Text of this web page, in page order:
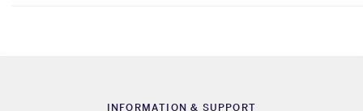
INFORMATION & SUPPORT